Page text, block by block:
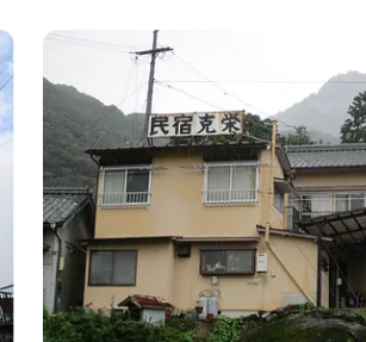
イベートでご利用いただけます。